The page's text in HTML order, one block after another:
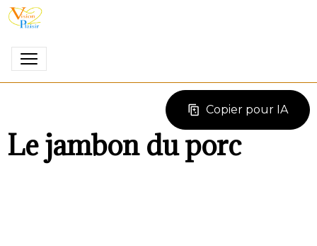
Copier pour IA
Le jambon du porc